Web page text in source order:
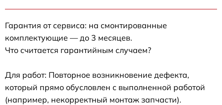
Гарантия от сервиса: на смонтированные
комплектующие — до 3 месяцев.
Что считается гарантийным случаем?
Для работ: Повторное возникновение дефекта,
который прямо обусловлен с выполненной работой
(например, некорректный монтаж запчасти).